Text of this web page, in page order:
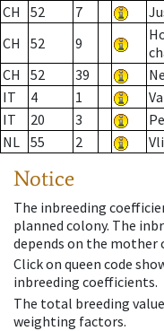
CH
52 7
CH
52 9
CH
52 39
IT
4 1
IT
20 3
NL 55 2
Notice
The inbreeding
planned colony. The
depends on the mother
Click on queen code
inbreeding coefficients.
The total breeding
weighting factors.